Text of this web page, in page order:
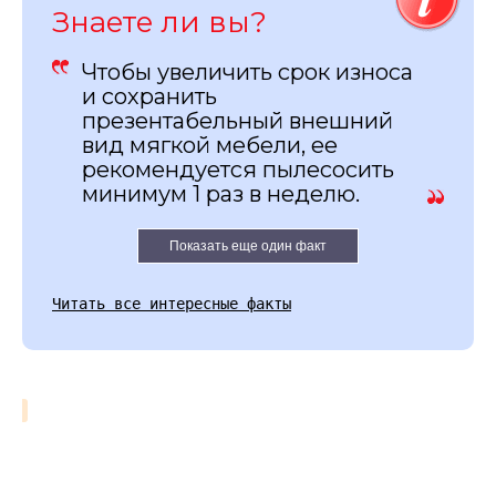
Знаете ли вы?
Чтобы увеличить срок износа
и сохранить
презентабельный внешний
вид мягкой мебели, ее
рекомендуется пылесосить
минимум 1 раз в неделю.
Показать еще один факт
Читать все интересные факты